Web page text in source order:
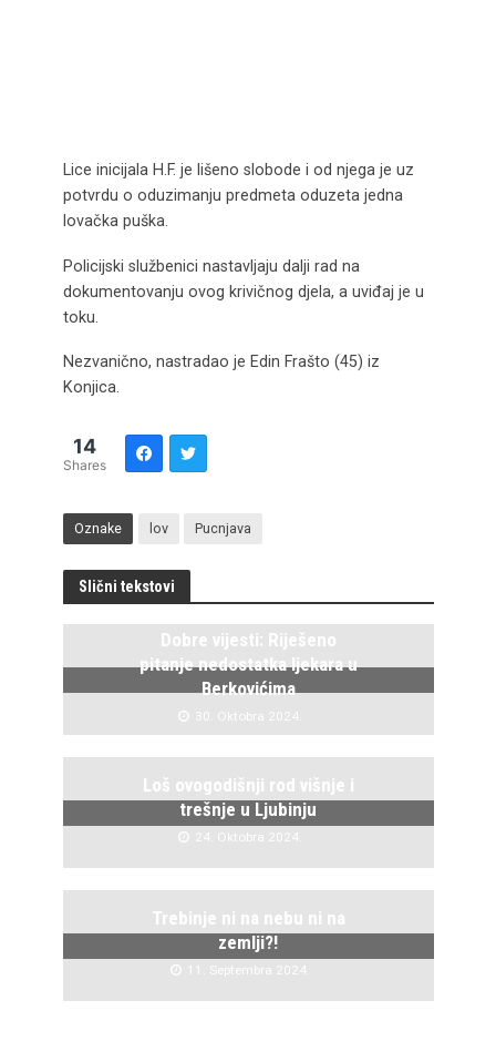
Lice inicijala H.F. je lišeno slobode i od njega je uz
potvrdu o oduzimanju predmeta oduzeta jedna
lovačka puška.
Policijski službenici nastavljaju dalji rad na
dokumentovanju ovog krivičnog djela, a uviđaj je u
toku.
Nezvanično, nastradao je Edin Frašto (45) iz
Konjica.
14
Shares
Oznake lov Pucnjava
Slični tekstovi
Dobre vijesti: Riješeno
pitanje nedostatka ljekara u
Berkovićima
30. Oktobra 2024.
Loš ovogodišnji rod višnje i
trešnje u Ljubinju
24. Oktobra 2024.
Trebinje ni na nebu ni na
zemlji?!
11. Septembra 2024.